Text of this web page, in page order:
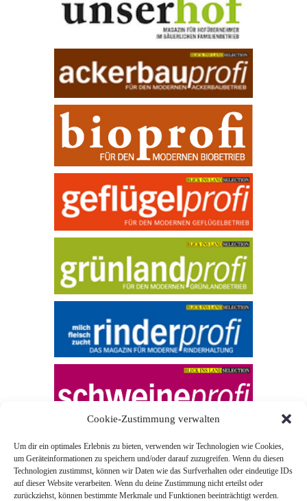
Cookie-Zustimmung verwalten
Um dir ein optimales Erlebnis zu bieten, verwenden wir Technologien wie Cookies,
um Geräteinformationen zu speichern und/oder darauf zuzugreifen. Wenn du diesen
Technologien zustimmst, können wir Daten wie das Surfverhalten oder eindeutige IDs
auf dieser Website verarbeiten. Wenn du deine Zustimmung nicht erteilst oder
zurückziehst, können bestimmte Merkmale und Funktionen beeinträchtigt werden.